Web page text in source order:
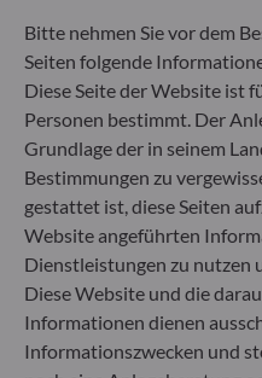
können die
Finance Disclosure
Regelwerk der EU, das
Nachhaltigkeitsprofil von
besser vergleichbar und
verständlich zu machen.
Artikel 6: Das
berücksichtigt bei der
Nachhaltigkeitsrisiken
Auswirkungen von
Bitte nehmen Sie vor dem
Seiten folgende
Diese Seite der Website ist
Personen bestimmt. Der
Grundlage der in seinem
Bestimmungen zu
gestattet ist, diese Seiten
Website angeführten
Dienstleistungen zu nutzen
Diese Website und die
Informationen dienen
Informationszwecken und